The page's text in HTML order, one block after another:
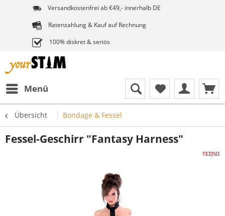
Versandkostenfrei ab €49,- innerhalb DE
Ratenzahlung & Kauf auf Rechnung
100% diskret & seriös
Menü
Übersicht Bondage & Fessel
Fessel-Geschirr "Fantasy Harness"